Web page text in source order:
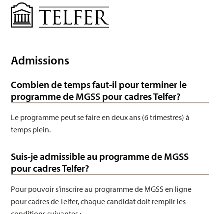
Admissions
Combien de temps faut-il pour terminer le
programme de MGSS pour cadres Telfer?
Le programme peut se faire en deux ans (6 trimestres) à
temps plein.
Suis-je admissible au programme de MGSS
pour cadres Telfer?
Pour pouvoir s’inscrire au programme de MGSS en ligne
pour cadres de Telfer, chaque candidat doit remplir les